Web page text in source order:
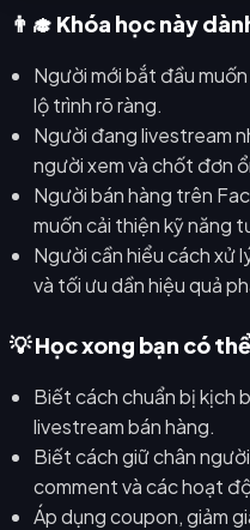
👨‍🎓 Khóa học này
Người mới bắt đầu
lộ trình rõ ràng.
Người đang livestream
người xem và chốt đơn
Người bán hàng trên
muốn cải thiện kỹ năng
Người cần hiểu cách xử
và tối ưu dần hiệu quả
💡 Học xong bạn có
Biết cách chuẩn bị kịch
livestream bán hàng.
Biết cách giữ chân
comment và các hoạt
Áp dụng coupon, giảm